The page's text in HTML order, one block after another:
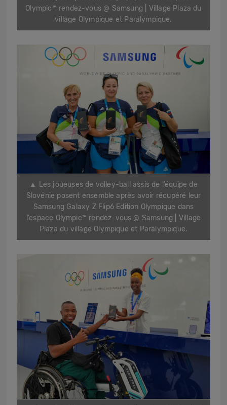
Olympic™ rendez-vous @ Samsung | Village Plaza du
village Olympique et Paralympique.
▲ Les joueuses de volley-ball assis de l’équipe de
Slovénie posent ensemble après avoir récupéré leur
Samsung Galaxy Z Flip6 Edition Olympique dans
l’espace Olympic™ rendez-vous @ Samsung | Village
Plaza du village Olympique et Paralympique.